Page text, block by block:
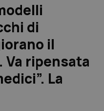
di
il
Va ripensata
La